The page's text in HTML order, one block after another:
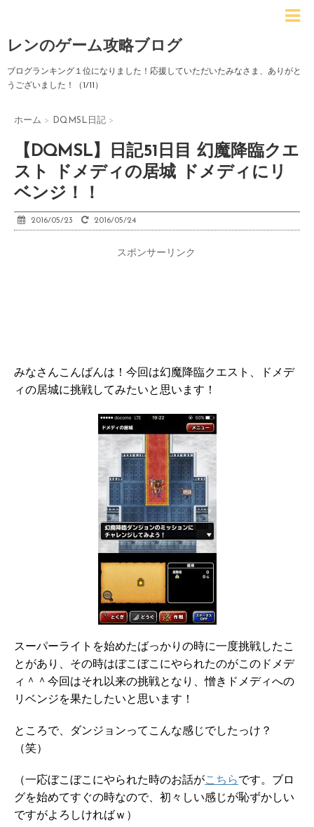
レンのゲーム攻略ブログ
ブログランキング１位になりました！応援していただいたみなさま、ありがと
うございました！（1/11）
ホーム > DQMSL日記 >
【DQMSL】日記51日目 幻魔降臨クエ
スト ドメディの居城 ドメディにリ
ベンジ！！
2016/05/23 2016/05/24
スポンサーリンク
みなさんこんばんは！今回は幻魔降臨クエスト、ドメデ
ィの居城に挑戦してみたいと思います！
スーパーライトを始めたばっかりの時に一度挑戦したこ
とがあり、その時はぼこぼこにやられたのがこのドメデ
ィ＾＾今回はそれ以来の挑戦となり、憎きドメディへの
リベンジを果たしたいと思います！
ところで、ダンジョンってこんな感じでしたっけ？
（笑）
（一応ぼこぼこにやられた時のお話がこちらです。ブロ
グを始めてすぐの時なので、初々しい感じが恥ずかしい
ですがよろしければｗ）